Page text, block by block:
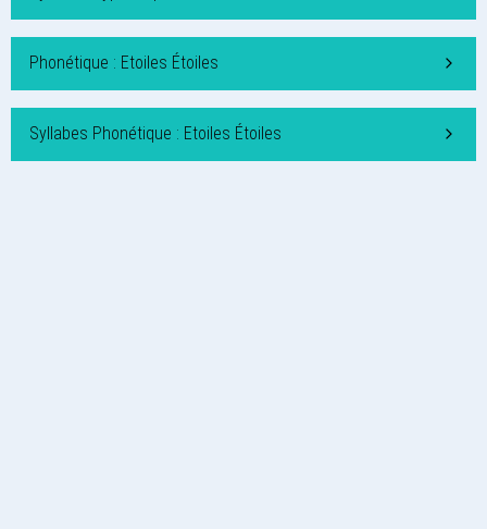
Phonétique : Etoiles Étoiles
Syllabes Phonétique : Etoiles Étoiles